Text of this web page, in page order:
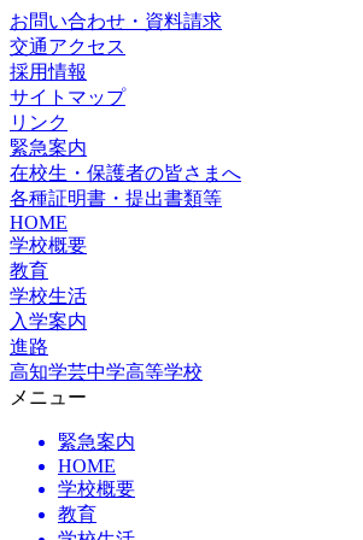
お問い合わせ・資料請求
交通アクセス
採用情報
サイトマップ
リンク
緊急案内
在校生・保護者の皆さまへ
各種証明書・提出書類等
HOME
学校概要
教育
学校生活
入学案内
進路
高知学芸中学高等学校
メニュー
緊急案内
HOME
学校概要
教育